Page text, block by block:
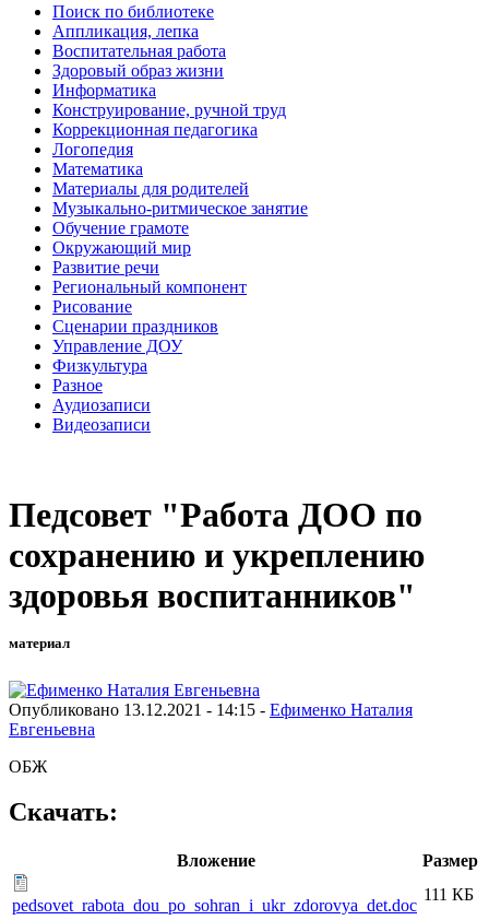
Поиск по библиотеке
Аппликация, лепка
Воспитательная работа
Здоровый образ жизни
Информатика
Конструирование, ручной труд
Коррекционная педагогика
Логопедия
Математика
Материалы для родителей
Музыкально-ритмическое занятие
Обучение грамоте
Окружающий мир
Развитие речи
Региональный компонент
Рисование
Сценарии праздников
Управление ДОУ
Физкультура
Разное
Аудиозаписи
Видеозаписи
Педсовет "Работа ДОО по
сохранению и укреплению
здоровья воспитанников"
материал
Опубликовано 13.12.2021 - 14:15 - Ефименко Наталия
Евгеньевна
ОБЖ
Скачать:
Вложение Размер
pedsovet_rabota_dou_po_sohran_i_ukr_zdorovya_det.doc
111 КБ